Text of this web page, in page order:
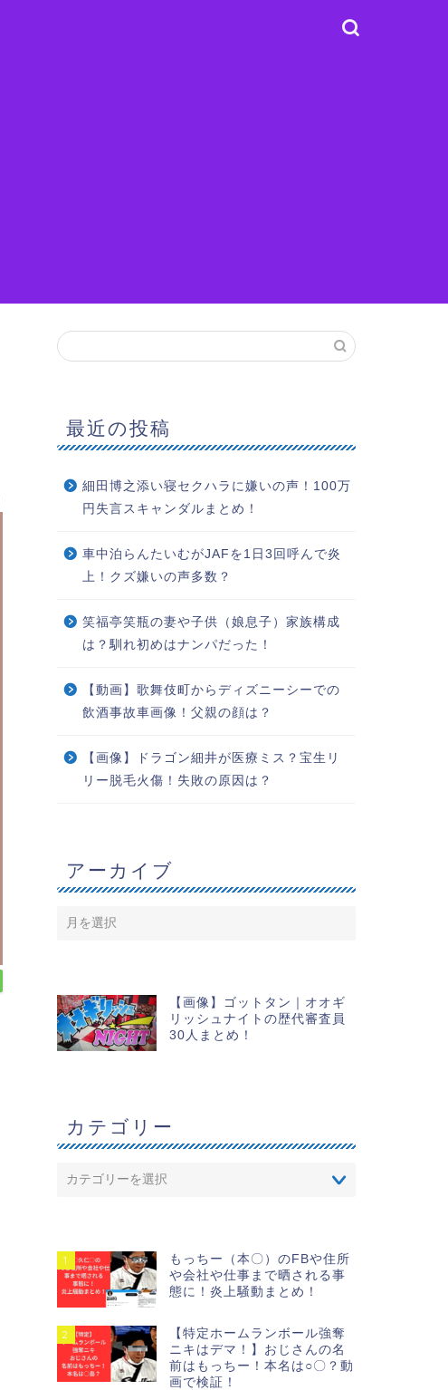
最近の投稿
細田博之添い寝セクハラに嫌いの声！100万
円失言スキャンダルまとめ！
車中泊らんたいむがJAFを1日3回呼んで炎
上！クズ嫌いの声多数？
笑福亭笑瓶の妻や子供（娘息子）家族構成
は？馴れ初めはナンパだった！
【動画】歌舞伎町からディズニーシーでの
飲酒事故車画像！父親の顔は？
【画像】ドラゴン細井が医療ミス？宝生リ
リー脱毛火傷！失敗の原因は？
アーカイブ
【画像】ゴットタン｜オオギ
リッシュナイトの歴代審査員
30人まとめ！
カテゴリー
1
もっちー（本〇）のFBや住所
や会社や仕事まで晒される事
態に！炎上騒動まとめ！
2
【特定ホームランボール強奪
ニキはデマ！】おじさんの名
前はもっちー！本名は○〇？動
画で検証！